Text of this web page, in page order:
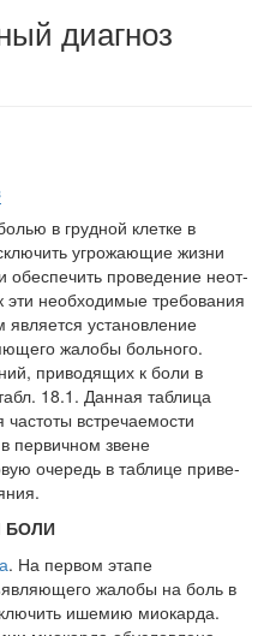
россиян в два раза
Глава Минздрава РФ
заявила об этом на
Федеральная служба по
надзору в сфере
здравоохранения озвучила
тревожную статистику. Она
касаются увеличения риска
острой кардиотоксичности и
роста сопутствующих
осложнений от...
с детьми в
диагноз
в груд­ной клетке в
угрожающие жизни
обеспечить проведение неот­
эти необходи­мые требования
установление
жалобы больного.
приводящих к боли в
18.1. Данная таблица
встречаемости
первичном звене
очередь в таблице приве­
БОЛИ
. На пер­вом этапе
жалобы на боль в
ишемию миокарда.